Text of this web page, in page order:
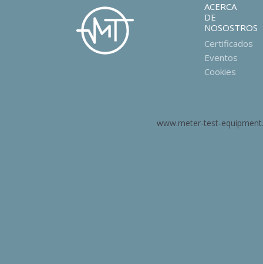
ACERCA
DE
NOSOSTROS
Certificados
Eventos
Cookies
www.meter-test-